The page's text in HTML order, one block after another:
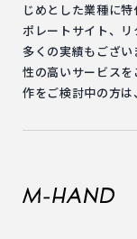
じめとした業種に
ポレートサイト、
多くの実績もござ
性の高いサービス
作をご検討中の方は